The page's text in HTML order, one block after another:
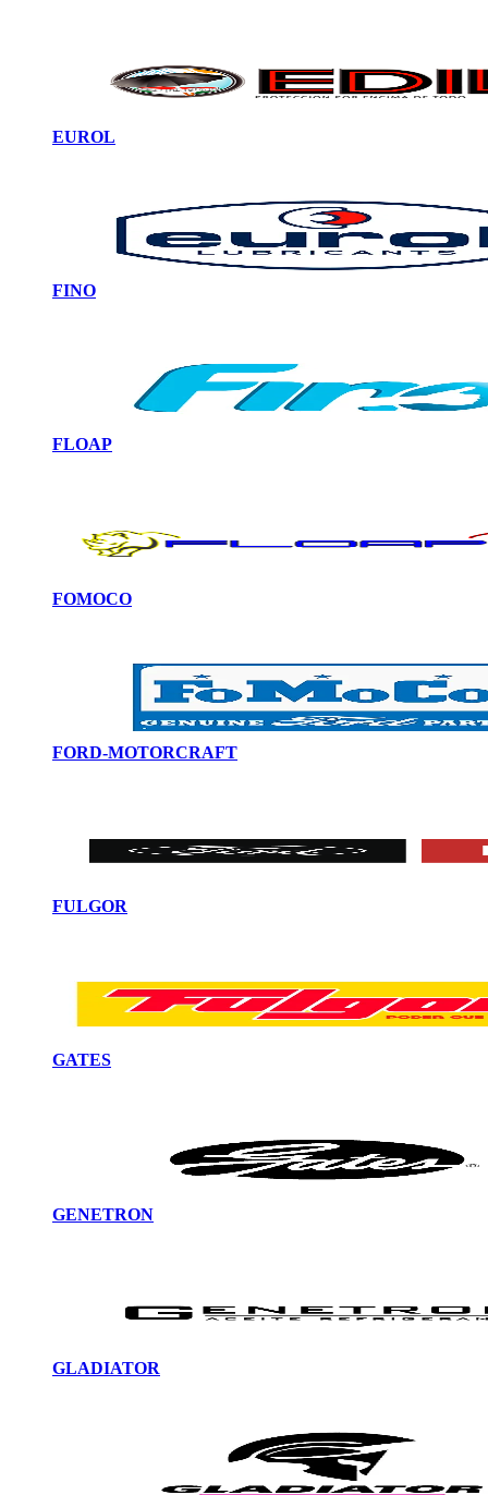
EUROL
FINO
FLOAP
FOMOCO
FORD-MOTORCRAFT
FULGOR
GATES
GENETRON
GLADIATOR